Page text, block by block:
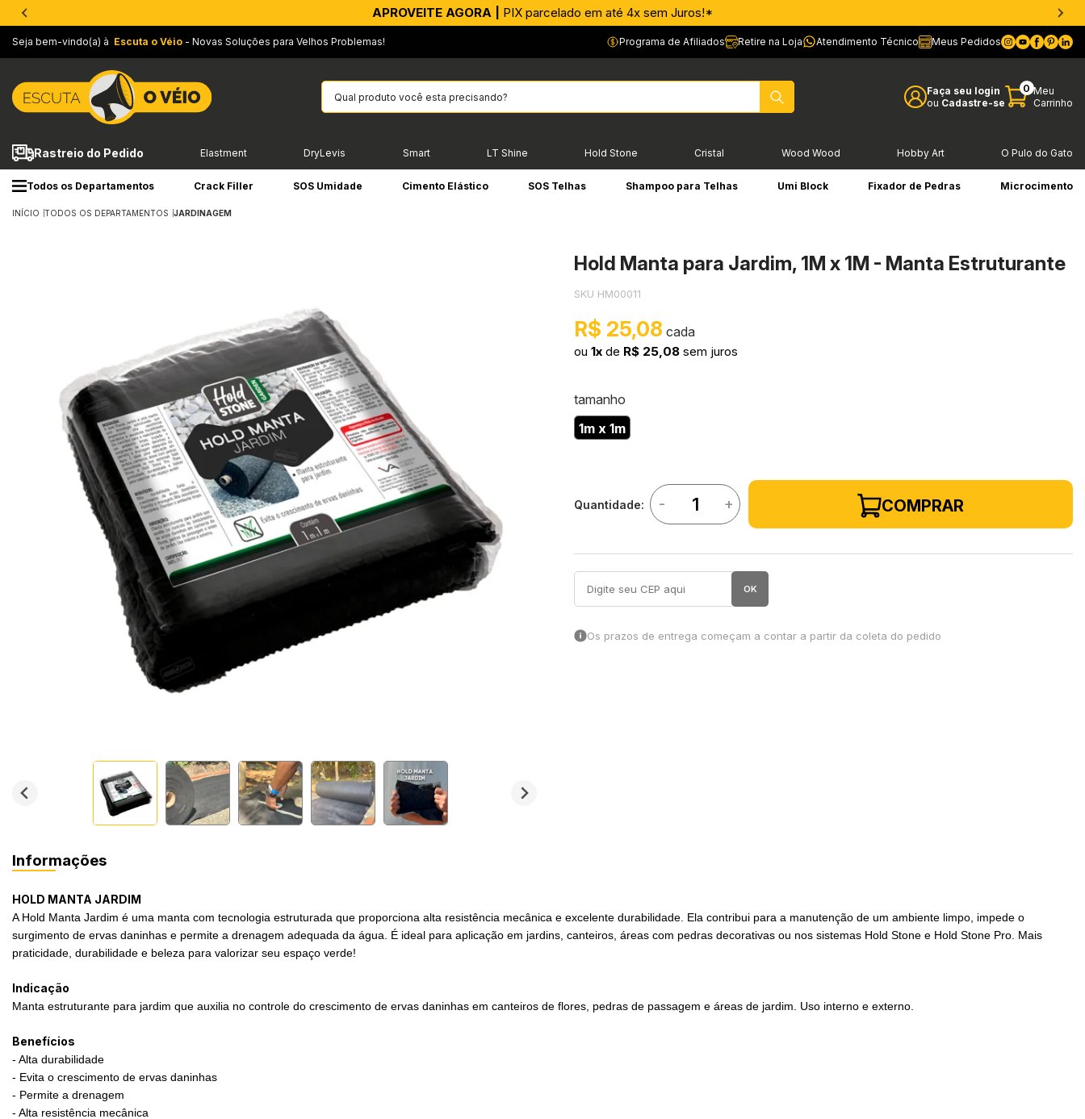
APROVEITE AGORA | PIX parcelado em até 4x sem Juros!*
CONFIA! |Faça uma renda extra conosco!*
…
Seja bem-vindo(a) à Escuta o Véio - Novas Soluções para Velhos Problemas! Programa de Afiliados Retire na Loja Atendimento Técnico Meus Pedidos
Faça seu login
ou Cadastre-se
0 Meu
Carrinho
Rastreio do Pedido Elastment DryLevis Smart LT Shine Hold Stone Cristal Wood Wood Hobby Art O Pulo do Gato
Todos os Departamentos Crack Filler SOS Umidade Cimento Elástico SOS Telhas Shampoo para Telhas Umi Block Fixador de Pedras Microcimento
INÍCIO TODOS OS DEPARTAMENTOS JARDINAGEM
Hold Manta para Jardim, 1M x 1M - Manta Estruturante
SKU HM00011
R$ 25,08
ou1x de R$ 25,08 sem juros
tamanho
1m x 1m
Quantidade: - + COMPRAR
OK
Os prazos de entrega começam a contar a partir da coleta do pedido
Informações
HOLD MANTA JARDIM
A Hold Manta Jardim é uma manta com tecnologia estruturada que proporciona alta resistência mecânica e excelente durabilidade. Ela contribui para a manutenção de um ambiente limpo, impede o
surgimento de ervas daninhas e permite a drenagem adequada da água. É ideal para aplicação em jardins, canteiros, áreas com pedras decorativas ou nos sistemas Hold Stone e Hold Stone Pro. Mais
praticidade, durabilidade e beleza para valorizar seu espaço verde!
Indicação
Manta estruturante para jardim que auxilia no controle do crescimento de ervas daninhas em canteiros de flores, pedras de passagem e áreas de jardim. Uso interno e externo.
Benefícios
- Alta durabilidade
- Evita o crescimento de ervas daninhas
- Permite a drenagem
- Alta resistência mecânica